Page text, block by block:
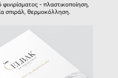
- πλαστικοποίηση,
σπιράλ, θερμοκόλληση.